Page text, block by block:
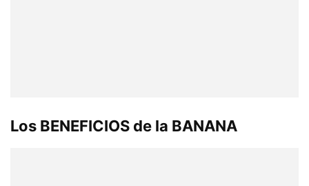
Los BENEFICIOS de la BANANA